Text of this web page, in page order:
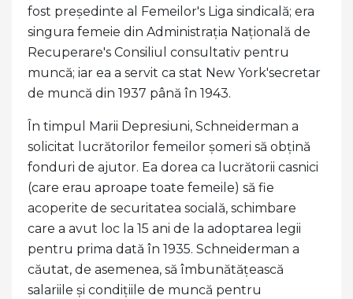
fost președinte al Femeilor's Liga sindicală; era
singura femeie din Administrația Națională de
Recuperare's Consiliul consultativ pentru
muncă; iar ea a servit ca stat New York'secretar
de muncă din 1937 până în 1943.
În timpul Marii Depresiuni, Schneiderman a
solicitat lucrătorilor femeilor șomeri să obțină
fonduri de ajutor. Ea dorea ca lucrătorii casnici
(care erau aproape toate femeile) să fie
acoperite de securitatea socială, schimbare
care a avut loc la 15 ani de la adoptarea legii
pentru prima dată în 1935. Schneiderman a
căutat, de asemenea, să îmbunătățească
salariile și condițiile de muncă pentru